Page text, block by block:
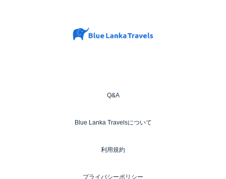
Q&A
Blue Lanka Travelsについて
利用規約
プライバシーポリシー